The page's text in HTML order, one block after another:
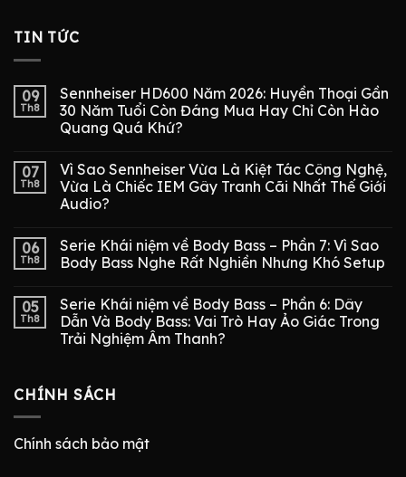
TIN TỨC
09
Th8
Sennheiser HD600 Năm 2026: Huyền Thoại Gần
30 Năm Tuổi Còn Đáng Mua Hay Chỉ Còn Hào
Quang Quá Khứ?
07
Th8
Vì Sao Sennheiser Vừa Là Kiệt Tác Công Nghệ,
Vừa Là Chiếc IEM Gây Tranh Cãi Nhất Thế Giới
Audio?
06
Th8
Serie Khái niệm về Body Bass – Phần 7: Vì Sao
Body Bass Nghe Rất Nghiền Nhưng Khó Setup
05
Th8
Serie Khái niệm về Body Bass – Phần 6: Dây
Dẫn Và Body Bass: Vai Trò Hay Ảo Giác Trong
Trải Nghiệm Âm Thanh?
CHÍNH SÁCH
Chính sách bảo mật